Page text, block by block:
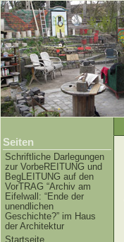
Seiten
Schriftliche Darlegungen
zur VorbeREITUNG und
BegLEITUNG auf den
VorTRAG “Archiv am
Eifelwall: “Ende der
unendlichen
Geschichte?” im Haus
der Architektur
Startseite